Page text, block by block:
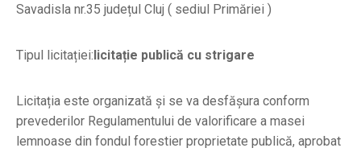
Savadisla nr.35 județul Cluj ( sediul Primăriei )
Tipul licitației:licitație publică cu strigare
Licitația este organizată și se va desfășura conform
prevederilor Regulamentului de valorificare a masei
lemnoase din fondul forestier proprietate publică, aprobat